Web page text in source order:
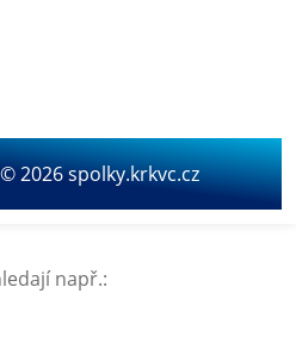
2026 spolky.krkvc.cz
např.: